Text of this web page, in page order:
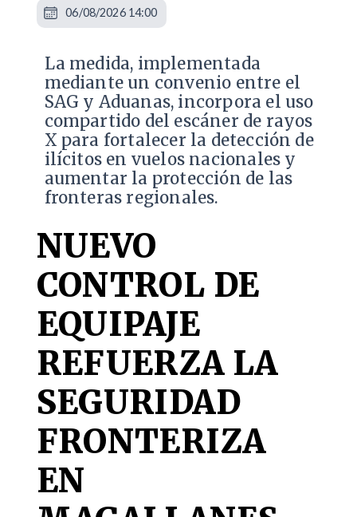
La medida, implementada
mediante un convenio entre el
SAG y Aduanas, incorpora el uso
compartido del escáner de rayos
X para fortalecer la detección de
ilícitos en vuelos nacionales y
aumentar la protección de las
fronteras regionales.
NUEVO
CONTROL DE
EQUIPAJE
REFUERZA LA
SEGURIDAD
FRONTERIZA
EN
06/08/2026 14:00